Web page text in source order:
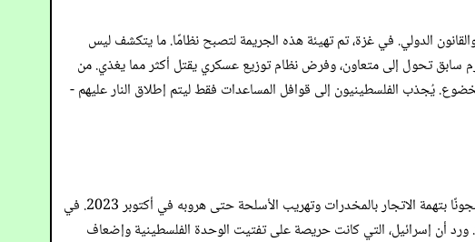
الدولي. في غزة، تم تهيئة هذه الجريمة لتصبح نظامًا. ما يتكشف ليس
تحول إلى متعاون، وفرض نظام توزيع عسكري يقتل أكثر مما يغذي. من
والخضوع. يُجذب الفلسطينيون إلى قوافل المساعدات فقط ليتم إطلاق النار عليهم -
قصة ياسر أبو شباب ليست قصة توبة بل انتهازية تُدار بالاحتلال. كان أبو شباب، الذي كان معروفًا في العالم السفلي الإجرامي في غزة، مسجونًا بتهمة الاتجار بالمخدرات وتهريب الأسلحة حتى هروبه في أكتوبر 2023. في
أن إسرائيل، التي كانت حريصة على تفتيت الوحدة الفلسطينية وإضعاف